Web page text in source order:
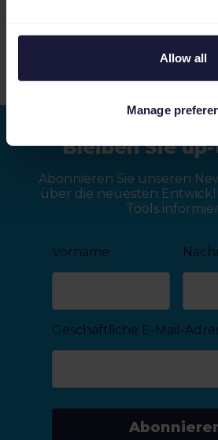
Allow all
Manage
Bleiben Sie
Abonnieren Sie unseren
über die neuesten
Tools
Vorname
Geschäftliche E-Mail-